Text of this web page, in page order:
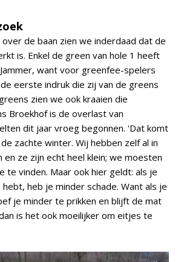
de baan zien we inderdaad dat de
is. Enkel de green van hole 1 heeft
want voor greenfee-spelers
eerste indruk die zij van de greens
zien we ook kraaien die
Broekhof is de overlast van
dit jaar vroeg begonnen. 'Dat komt
zachte winter. Wij hebben zelf al in
en ze zijn echt heel klein; we moesten
te vinden. Maar ook hier geldt: als je
heb je minder schade. Want als je
je minder te prikken en blijft de mat
is het ook moeilijker om eitjes te